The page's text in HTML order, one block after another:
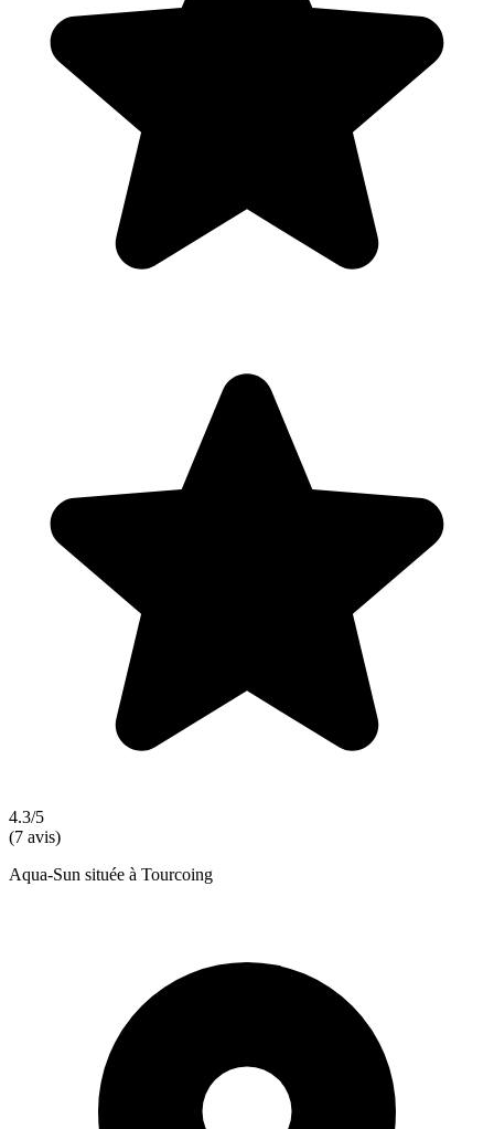
4.3/5
(7 avis)
Aqua-Sun située à Tourcoing